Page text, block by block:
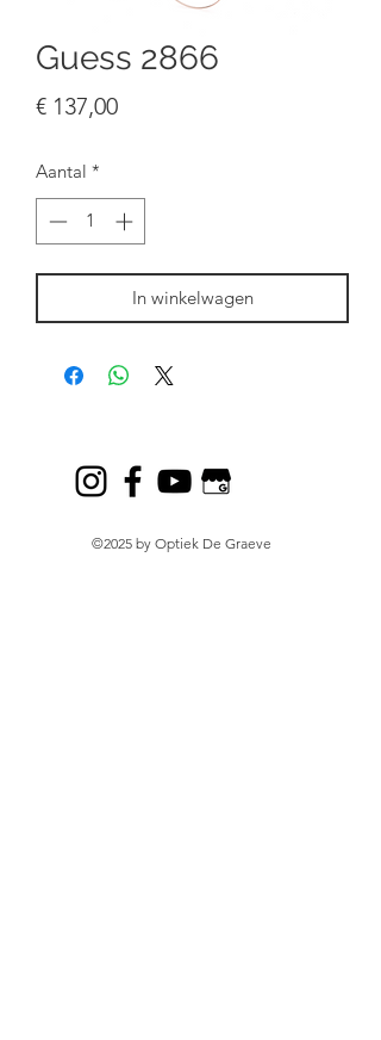
Guess 2866
€ 137,00Prijs
Aantal *
In winkelwagen
©2025 by Optiek De Graeve